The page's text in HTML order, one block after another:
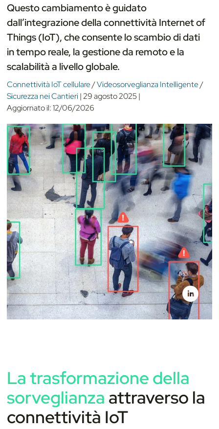
Questo cambiamento è guidato
dall’integrazione della connettività Internet of
Things (IoT), che consente lo scambio di dati
in tempo reale, la gestione da remoto e la
scalabilità a livello globale.
Connettività IoT cellulare/Videosorveglianza Intelligente/
Sicurezza nei Cantieri|29 agosto 2025|
Aggiornato il:12/06/2026
La trasformazione della
sorveglianza attraverso la
connettività IoT